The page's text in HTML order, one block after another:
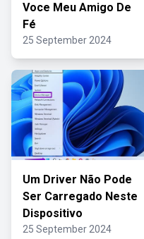
Voce Meu Amigo De
Fé
25 September 2024
Um Driver Não Pode
Ser Carregado Neste
Dispositivo
25 September 2024